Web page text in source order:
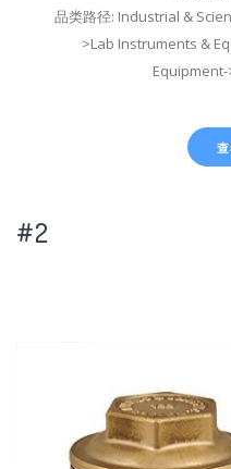
品类路径: Industrial &
>Lab Instruments &
#2